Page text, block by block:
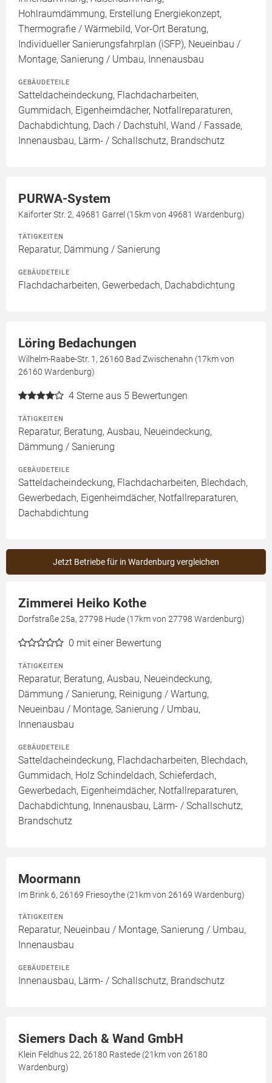
Hohlraumdämmung, Erstellung Energiekonzept,
Thermografie / Wärmebild, Vor-Ort Beratung,
Individueller Sanierungsfahrplan (iSFP), Neueinbau /
Montage, Sanierung / Umbau, Innenausbau
GEBÄUDETEILE
Satteldacheindeckung, Flachdacharbeiten,
Gummidach, Eigenheimdächer, Notfallreparaturen,
Dachabdichtung, Dach / Dachstuhl, Wand / Fassade,
Innenausbau, Lärm- / Schallschutz, Brandschutz
PURWA-System
Kaiforter Str. 2, 49681 Garrel (15km von 49681 Wardenburg)
TÄTIGKEITEN
Reparatur, Dämmung / Sanierung
GEBÄUDETEILE
Flachdacharbeiten, Gewerbedach, Dachabdichtung
Löring Bedachungen
Wilhelm-Raabe-Str. 1, 26160 Bad Zwischenahn (17km von
26160 Wardenburg)
4 Sterne aus 5 Bewertungen
TÄTIGKEITEN
Reparatur, Beratung, Ausbau, Neueindeckung,
Dämmung / Sanierung
GEBÄUDETEILE
Satteldacheindeckung, Flachdacharbeiten, Blechdach,
Gewerbedach, Eigenheimdächer, Notfallreparaturen,
Dachabdichtung
Jetzt Betriebe für in Wardenburg vergleichen
Zimmerei Heiko Kothe
Dorfstraße 25a, 27798 Hude (17km von 27798 Wardenburg)
0 mit einer Bewertung
TÄTIGKEITEN
Reparatur, Beratung, Ausbau, Neueindeckung,
Dämmung / Sanierung, Reinigung / Wartung,
Neueinbau / Montage, Sanierung / Umbau,
Innenausbau
GEBÄUDETEILE
Satteldacheindeckung, Flachdacharbeiten, Blechdach,
Gummidach, Holz Schindeldach, Schieferdach,
Gewerbedach, Eigenheimdächer, Notfallreparaturen,
Dachabdichtung, Innenausbau, Lärm- / Schallschutz,
Brandschutz
Moormann
Im Brink 6, 26169 Friesoythe (21km von 26169 Wardenburg)
TÄTIGKEITEN
Reparatur, Neueinbau / Montage, Sanierung / Umbau,
Innenausbau
GEBÄUDETEILE
Innenausbau, Lärm- / Schallschutz, Brandschutz
Siemers Dach & Wand GmbH
Klein Feldhus 22, 26180 Rastede (21km von 26180
Wardenburg)